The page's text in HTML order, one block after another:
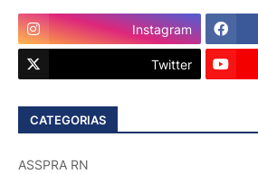
Instagram
Twitter
CATEGORIAS
ASSPRA RN